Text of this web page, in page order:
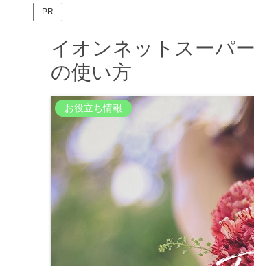
PR
イオンネットスーパ
の使い方
お役立ち情報